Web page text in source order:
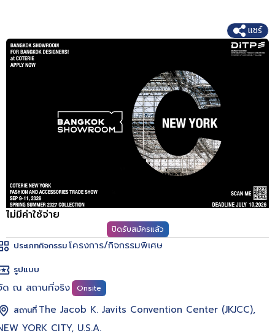
แชร์
ไม่มีค่าใช้จ่าย
ปิดรับสมัครแล้ว
ประเภทกิจกรรมโครงการ/กิจกรรมพิเศษ
รูปแบบ
ด ณ สถานที่จริง Onsite
สถานที่ The Jacob K. Javits Convention Center (JKJCC),
YORK CITY, U.S.A.